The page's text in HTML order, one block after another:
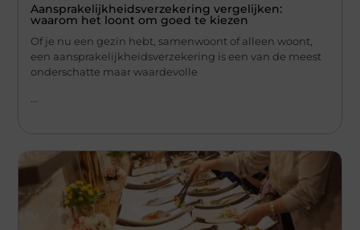
Aansprakelijkheidsverzekering vergelijken:
waarom het loont om goed te kiezen
Of je nu een gezin hebt, samenwoont of alleen woont,
een aansprakelijkheidsverzekering is een van de meest
onderschatte maar waardevolle